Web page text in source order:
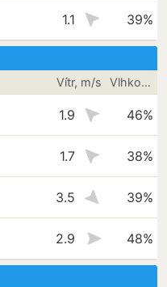
1.1 39%
Vítr, m/s Vlhkost vzduchu
1.9 46%
1.7 38%
3.5 39%
2.9 48%